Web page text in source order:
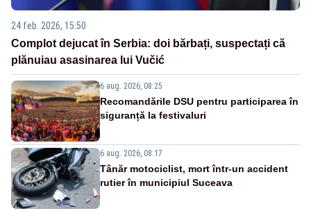
24 feb. 2026, 15:50
Complot dejucat în Serbia: doi bărbați, suspectați că
plănuiau asasinarea lui Vučić
6 aug. 2026, 08:25
Recomandările DSU pentru participarea în
siguranță la festivaluri
6 aug. 2026, 08:17
Tânăr motociclist, mort într-un accident
rutier în municipiul Suceava